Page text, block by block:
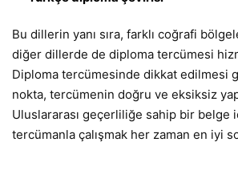
Bu dillerin yanı sıra, farklı coğrafi
diğer dillerde de diploma tercümesi
Diploma tercümesinde dikkat edilmesi
nokta, tercümenin doğru ve eksiksiz
Uluslararası geçerliliğe sahip bir belge
tercümanla çalışmak her zaman en iyi